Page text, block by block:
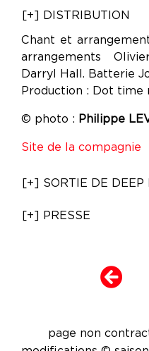
[+] DISTRIBUTION
Chant et
arrangements
Darryl Hall. Batterie
Production : Dot time
© photo : Philippe
Site de la compagnie
[+] SORTIE DE DEEP
[+] PRESSE
page non